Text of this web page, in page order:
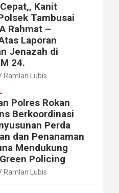
Kanit
Tambusai
Rahmat –
Laporan
Jenazah di
24.
Ramlan Lubis
Polres Rokan
Berkoordinasi
Perda
dan Penanaman
Mendukung
Policing
Ramlan Lubis